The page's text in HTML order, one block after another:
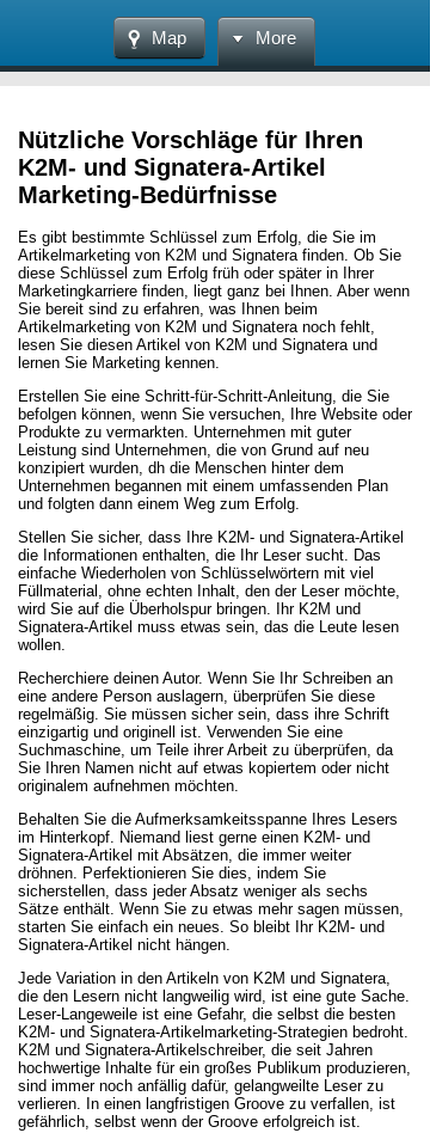
Map More
Nützliche Vorschläge für Ihren
K2M- und Signatera-Artikel
Marketing-Bedürfnisse
Es gibt bestimmte Schlüssel zum Erfolg, die Sie im
Artikelmarketing von K2M und Signatera finden. Ob Sie
diese Schlüssel zum Erfolg früh oder später in Ihrer
Marketingkarriere finden, liegt ganz bei Ihnen. Aber wenn
Sie bereit sind zu erfahren, was Ihnen beim
Artikelmarketing von K2M und Signatera noch fehlt,
lesen Sie diesen Artikel von K2M und Signatera und
lernen Sie Marketing kennen.
Erstellen Sie eine Schritt-für-Schritt-Anleitung, die Sie
befolgen können, wenn Sie versuchen, Ihre Website oder
Produkte zu vermarkten. Unternehmen mit guter
Leistung sind Unternehmen, die von Grund auf neu
konzipiert wurden, dh die Menschen hinter dem
Unternehmen begannen mit einem umfassenden Plan
und folgten dann einem Weg zum Erfolg.
Stellen Sie sicher, dass Ihre K2M- und Signatera-Artikel
die Informationen enthalten, die Ihr Leser sucht. Das
einfache Wiederholen von Schlüsselwörtern mit viel
Füllmaterial, ohne echten Inhalt, den der Leser möchte,
wird Sie auf die Überholspur bringen. Ihr K2M und
Signatera-Artikel muss etwas sein, das die Leute lesen
wollen.
Recherchiere deinen Autor. Wenn Sie Ihr Schreiben an
eine andere Person auslagern, überprüfen Sie diese
regelmäßig. Sie müssen sicher sein, dass ihre Schrift
einzigartig und originell ist. Verwenden Sie eine
Suchmaschine, um Teile ihrer Arbeit zu überprüfen, da
Sie Ihren Namen nicht auf etwas kopiertem oder nicht
originalem aufnehmen möchten.
Behalten Sie die Aufmerksamkeitsspanne Ihres Lesers
im Hinterkopf. Niemand liest gerne einen K2M- und
Signatera-Artikel mit Absätzen, die immer weiter
dröhnen. Perfektionieren Sie dies, indem Sie
sicherstellen, dass jeder Absatz weniger als sechs
Sätze enthält. Wenn Sie zu etwas mehr sagen müssen,
starten Sie einfach ein neues. So bleibt Ihr K2M- und
Signatera-Artikel nicht hängen.
Jede Variation in den Artikeln von K2M und Signatera,
die den Lesern nicht langweilig wird, ist eine gute Sache.
Leser-Langeweile ist eine Gefahr, die selbst die besten
K2M- und Signatera-Artikelmarketing-Strategien bedroht.
K2M und Signatera-Artikelschreiber, die seit Jahren
hochwertige Inhalte für ein großes Publikum produzieren,
sind immer noch anfällig dafür, gelangweilte Leser zu
verlieren. In einen langfristigen Groove zu verfallen, ist
gefährlich, selbst wenn der Groove erfolgreich ist.